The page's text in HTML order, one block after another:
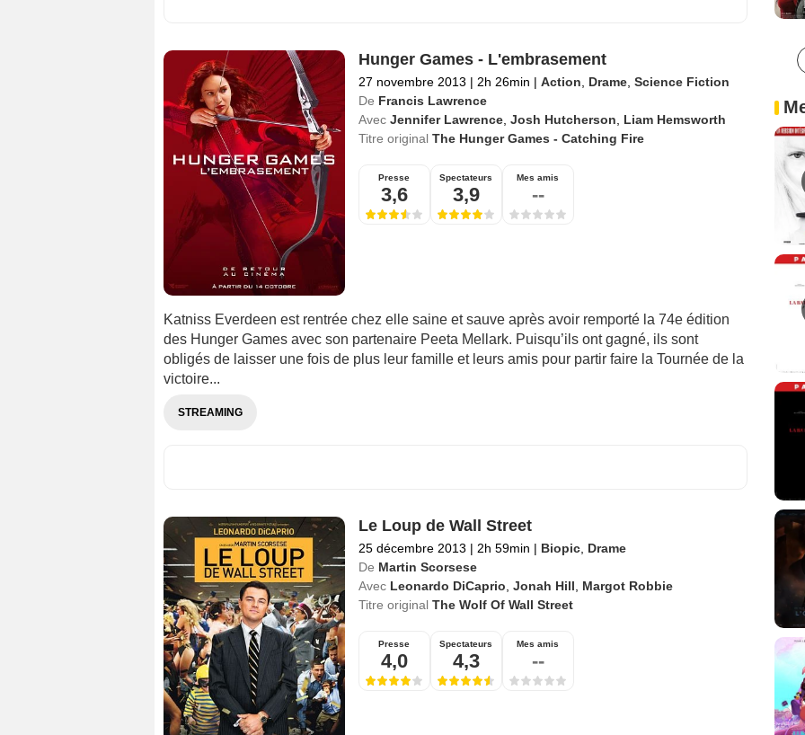
Hunger Games - L'embrasement
27 novembre 2013 | 2h 26min | Action Drame, Science Fiction
De Francis Lawrence
Avec Jennifer Lawrence, Josh Hutcherson
Liam Hemsworth
Titre original The Hunger Games - Catching Fire
Presse
3,6
Spectateurs
3,9
Mes amis
--
Katniss Everdeen est rentrée chez elle saine et sauve après avoir remporté la 74e édition
des Hunger Games avec son partenaire Peeta Mellark. Puisqu’ils ont gagné, ils sont
obligés de laisser une fois de plus leur famille et leurs amis pour partir faire la Tournée de la
victoire...
STREAMING
Le Loup de Wall Street
25 décembre 2013 | 2h 59min | Biopic, Drame
De Martin Scorsese
Avec Leonardo DiCaprio Jonah Hill
Margot Robbie
Titre original The Wolf Of Wall Street
Presse
4,0
Spectateurs
4,3
Mes amis
--